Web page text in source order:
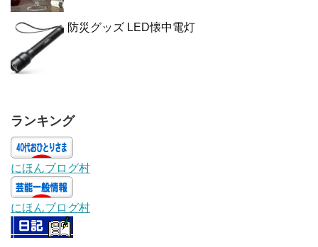
防災グッズ LED懐中電灯
ランキング
にほんブログ村
にほんブログ村